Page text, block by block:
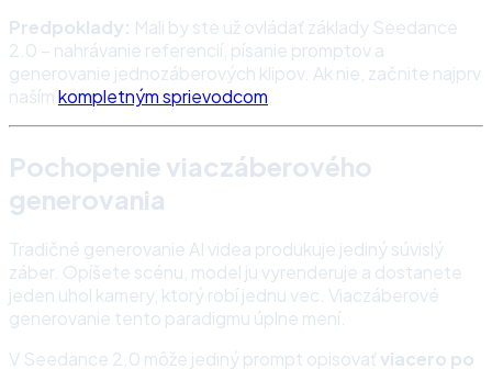
Predpoklady: Mali by ste už ovládať základy Seedance
2.0 – nahrávanie referencií, písanie promptov a
generovanie jednozáberových klipov. Ak nie, začnite najprv
našímkompletným sprievodcom.
Pochopenie viaczáberového
generovania
Tradičné generovanie AI videa produkuje jediný súvislý
záber. Opíšete scénu, model ju vyrenderuje a dostanete
jeden uhol kamery, ktorý robí jednu vec. Viaczáberové
generovanie tento paradigmu úplne mení.
V Seedance 2.0 môže jediný prompt opisovať viacero po